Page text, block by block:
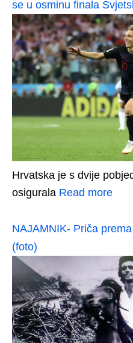
se u osminu finala
Hrvatska je s dvije
osigurala Read more
NAJAMNIK- Priča
(foto)